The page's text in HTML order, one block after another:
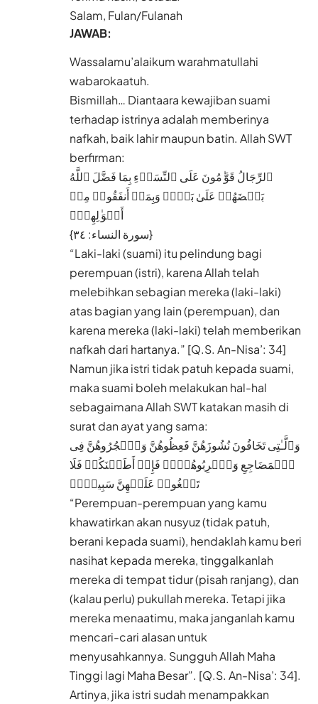
Salam, Fulan/Fulanah
JAWAB:
Wassalamu’alaikum warahmatullahi
wabarokaatuh.
Bismillah… Diantaara kewajiban suami
terhadap istrinya adalah memberinya
nafkah, baik lahir maupun batin. Allah SWT
berfirman:
ٱلرِّجَالُ قَوَّ ٰ⁠مُونَ عَلَى ٱلنِّسَاۤءِ بِمَا فَضَّلَ ٱللَّهُ
بَعۡضَهُمۡ عَلَىٰ بَعۡضࣲ وَبِمَاۤ أَنفَقُوا۟ مِنۡ
أَمۡوَ ٰ⁠لِهِمۡۚ
{سورة النساء: ٣٤}
“Laki-laki (suami) itu pelindung bagi
perempuan (istri), karena Allah telah
melebihkan sebagian mereka (laki-laki)
atas bagian yang lain (perempuan), dan
karena mereka (laki-laki) telah memberikan
nafkah dari hartanya.” [Q.S. An-Nisa’: 34]
Namun jika istri tidak patuh kepada suami,
maka suami boleh melakukan hal-hal
sebagaimana Allah SWT katakan masih di
surat dan ayat yang sama:
وَٱلَّـٰتِی تَخَافُونَ نُشُوزَهُنَّ فَعِظُوهُنَّ وَٱهۡجُرُوهُنَّ فِی
ٱلۡمَضَاجِعِ وَٱضۡرِبُوهُنَّۖ فَإِنۡ أَطَعۡنَكُمۡ فَلَا
تَبۡغُوا۟ عَلَیۡهِنَّ سَبِیلًاۗ
“Perempuan-perempuan yang kamu
khawatirkan akan nusyuz (tidak patuh,
berani kepada suami), hendaklah kamu beri
nasihat kepada mereka, tinggalkanlah
mereka di tempat tidur (pisah ranjang), dan
(kalau perlu) pukullah mereka. Tetapi jika
mereka menaatimu, maka janganlah kamu
mencari-cari alasan untuk
menyusahkannya. Sungguh Allah Maha
Tinggi lagi Maha Besar”. [Q.S. An-Nisa’: 34].
Artinya, jika istri sudah menampakkan